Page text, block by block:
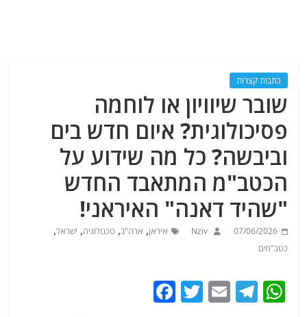
כתבות קצרות
שובר שיוויון או לוחמה
פסיכולוגית? איום חדש בים
וביבשה? כל מה שידוע על
הכטב"מ המתאבד החדש
"שהיד דאנה" האיראני!
07/06/2026
Nziv איראן, ארה"ב, טכנולוגיה, ישראל,
כטב"מים
W
T
E
T